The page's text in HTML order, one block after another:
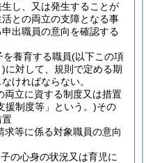
し、又は発生することが
との両立の支障となる事
出職員の意向を確認する
養育する職員(以下この項
)に対して、規則で定める期
ければならない。
両立に資する制度又は措置
援制度等」という。)その
置
等に係る対象職員の意向
の心身の状況又は育児に